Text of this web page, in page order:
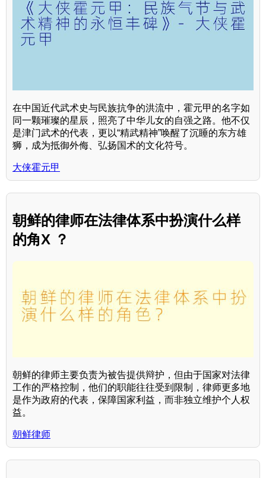
在中国近代武术史与民族抗争的洪流中，霍元甲的名字如
同一颗璀璨的星辰，照亮了中华儿女的自强之路。他不仅
是津门武术的代表，更以“精武精神”唤醒了沉睡的东方雄
狮，成为抵御外侮、弘扬国术的文化符号。
大侠霍元甲
朝鲜的律师在法律体系中扮演什么样
的角X ？
朝鲜的律师主要负责为被告提供辩护，但由于国家对法律
工作的严格控制，他们的职能往往受到限制，律师更多地
是作为政府的代表，保障国家利益，而非独立维护个人权
益。
朝鲜律师